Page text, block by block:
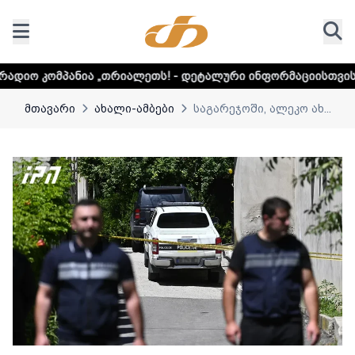
- დეტალური ინფორმაციისთვის დააკლიკეთ
მთავარი ახალი-ამბები საგარეჯოში, ალეკო ახ...